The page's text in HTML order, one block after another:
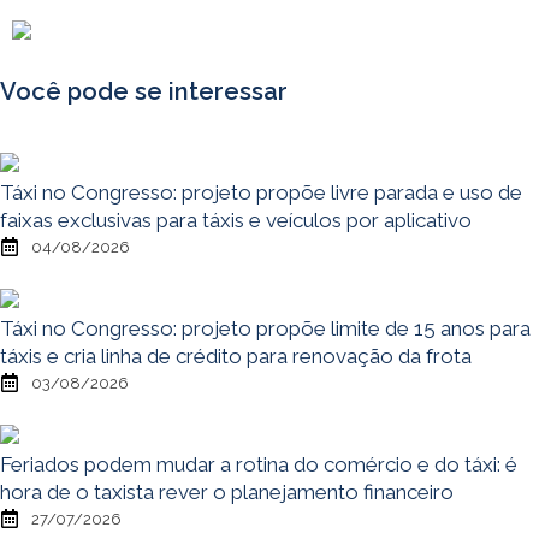
Você pode se interessar
Táxi no Congresso: projeto propõe livre parada e uso de
faixas exclusivas para táxis e veículos por aplicativo
04/08/2026
Táxi no Congresso: projeto propõe limite de 15 anos para
táxis e cria linha de crédito para renovação da frota
03/08/2026
Feriados podem mudar a rotina do comércio e do táxi: é
hora de o taxista rever o planejamento financeiro
27/07/2026